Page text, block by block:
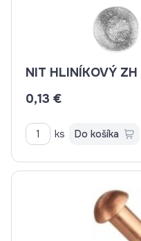
0,13 €
ks Do košíka